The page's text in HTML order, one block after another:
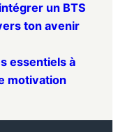
un BTS
ton avenir
essentiels à
motivation